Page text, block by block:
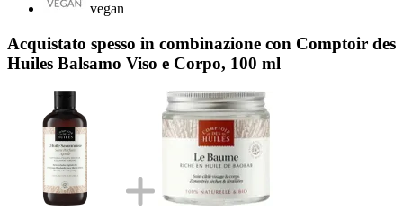
vegan
Acquistato spesso in combinazione con Comptoir des
Huiles Balsamo Viso e Corpo, 100 ml